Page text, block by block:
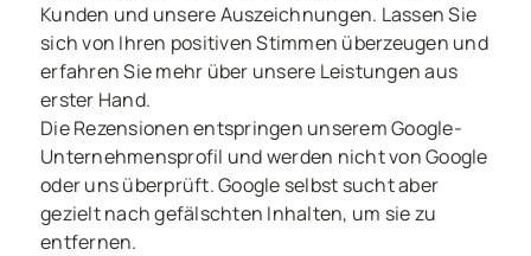
Kunden und unsere Auszeichnungen. Lassen Sie
sich von Ihren positiven Stimmen überzeugen und
erfahren Sie mehr über unsere Leistungen aus
erster Hand.
Die Rezensionen entspringen unserem Google-
Unternehmensprofil und werden nicht von Google
oder uns überprüft. Google selbst sucht aber
gezielt nach gefälschten Inhalten, um sie zu
entfernen.